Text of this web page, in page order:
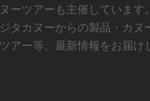
ーツアーも主催しています
タカヌーからの製品・カヌ
アー等、最新情報をお届け